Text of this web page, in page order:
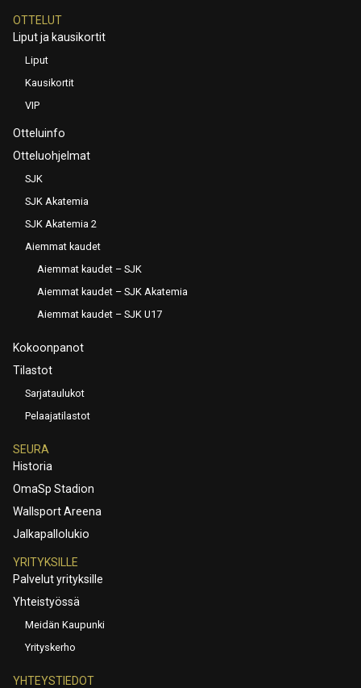
OTTELUT
Liput ja kausikortit
Liput
Kausikortit
VIP
Otteluinfo
Otteluohjelmat
SJK
SJK Akatemia
SJK Akatemia 2
Aiemmat kaudet
Aiemmat kaudet – SJK
Aiemmat kaudet – SJK Akatemia
Aiemmat kaudet – SJK U17
Kokoonpanot
Tilastot
Sarjataulukot
Pelaajatilastot
SEURA
Historia
OmaSp Stadion
Wallsport Areena
Jalkapallolukio
YRITYKSILLE
Palvelut yrityksille
Yhteistyössä
Meidän Kaupunki
Yrityskerho
YHTEYSTIEDOT